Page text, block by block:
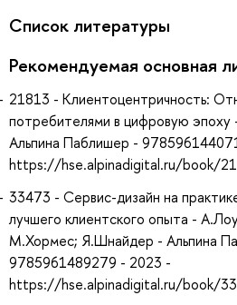
Список литературы
Рекомендуемая основная
21813 - Клиентоцентричность:
потребителями в цифровую
Альпина Паблишер -
https://hse.alpinadigital.ru/book/
33473 - Сервис-дизайн на
лучшего клиентского опыта -
М.Хормес; Я.Шнайдер - Альпина
9785961489279 - 2023 -
https://hse.alpinadigital.ru/book/